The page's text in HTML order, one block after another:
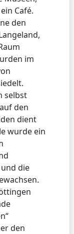
Café.
den
im
selbst
den
dient
wurde ein
die
den